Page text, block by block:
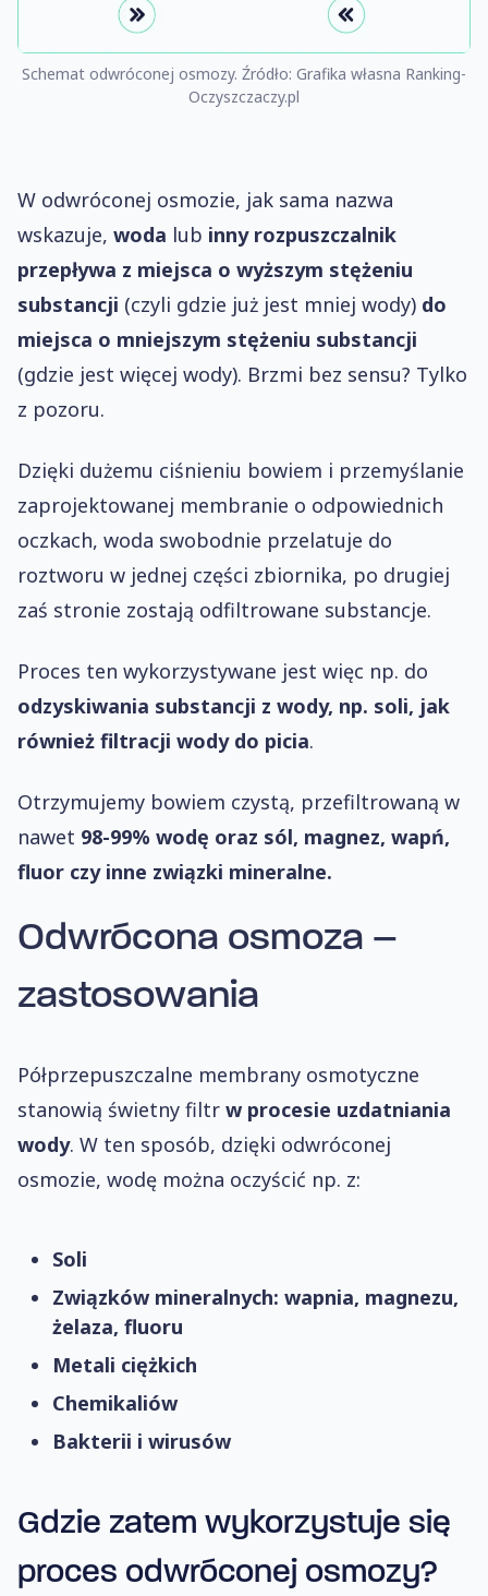
Schemat odwróconej osmozy. Źródło: Grafika własna Ranking-
Oczyszczaczy.pl
W odwróconej osmozie, jak sama nazwa
wskazuje, woda lub inny rozpuszczalnik
przepływa z miejsca o wyższym stężeniu
substancji (czyli gdzie już jest mniej wody) do
miejsca o mniejszym stężeniu substancji
(gdzie jest więcej wody). Brzmi bez sensu? Tylko
z pozoru.
Dzięki dużemu ciśnieniu bowiem i przemyślanie
zaprojektowanej membranie o odpowiednich
oczkach, woda swobodnie przelatuje do
roztworu w jednej części zbiornika, po drugiej
zaś stronie zostają odfiltrowane substancje.
Proces ten wykorzystywane jest więc np. do
odzyskiwania substancji z wody, np. soli, jak
również filtracji wody do picia.
Otrzymujemy bowiem czystą, przefiltrowaną w
nawet 98-99% wodę oraz sól, magnez, wapń,
fluor czy inne związki mineralne.
Odwrócona osmoza –
zastosowania
Półprzepuszczalne membrany osmotyczne
stanowią świetny filtr w procesie uzdatniania
wody. W ten sposób, dzięki odwróconej
osmozie, wodę można oczyścić np. z:
Soli
Związków mineralnych: wapnia, magnezu,
żelaza, fluoru
Metali ciężkich
Chemikaliów
Bakterii i wirusów
Gdzie zatem wykorzystuje się
proces odwróconej osmozy?